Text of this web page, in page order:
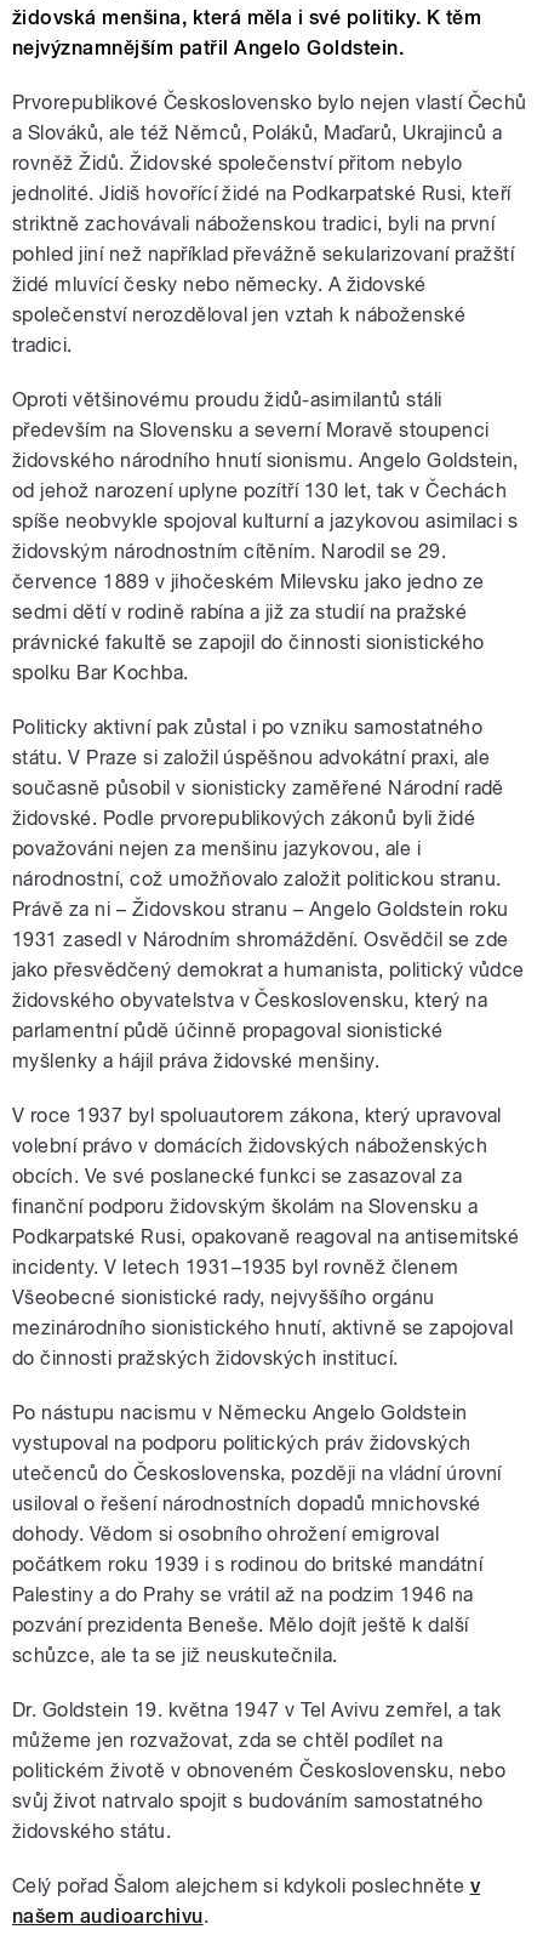
židovská menšina, která měla i své politiky. K těm
nejvýznamnějším patřil Angelo Goldstein.
Prvorepublikové Československo bylo nejen vlastí Čechů
a Slováků, ale též Němců, Poláků, Maďarů, Ukrajinců a
rovněž Židů. Židovské společenství přitom nebylo
jednolité. Jidiš hovořící židé na Podkarpatské Rusi, kteří
striktně zachovávali náboženskou tradici, byli na první
pohled jiní než například převážně sekularizovaní pražští
židé mluvící česky nebo německy. A židovské
společenství nerozděloval jen vztah k náboženské
tradici.
Oproti většinovému proudu židů-asimilantů stáli
především na Slovensku a severní Moravě stoupenci
židovského národního hnutí sionismu. Angelo Goldstein,
od jehož narození uplyne pozítří 130 let, tak v Čechách
spíše neobvykle spojoval kulturní a jazykovou asimilaci s
židovským národnostním cítěním. Narodil se 29.
července 1889 v jihočeském Milevsku jako jedno ze
sedmi dětí v rodině rabína a již za studií na pražské
právnické fakultě se zapojil do činnosti sionistického
spolku Bar Kochba.
Politicky aktivní pak zůstal i po vzniku samostatného
státu. V Praze si založil úspěšnou advokátní praxi, ale
současně působil v sionisticky zaměřené Národní radě
židovské. Podle prvorepublikových zákonů byli židé
považováni nejen za menšinu jazykovou, ale i
národnostní, což umožňovalo založit politickou stranu.
Právě za ni – Židovskou stranu – Angelo Goldstein roku
1931 zasedl v Národním shromáždění. Osvědčil se zde
jako přesvědčený demokrat a humanista, politický vůdce
židovského obyvatelstva v Československu, který na
parlamentní půdě účinně propagoval sionistické
myšlenky a hájil práva židovské menšiny.
V roce 1937 byl spoluautorem zákona, který upravoval
volební právo v domácích židovských náboženských
obcích. Ve své poslanecké funkci se zasazoval za
finanční podporu židovským školám na Slovensku a
Podkarpatské Rusi, opakovaně reagoval na antisemitské
incidenty. V letech 1931–1935 byl rovněž členem
Všeobecné sionistické rady, nejvyššího orgánu
mezinárodního sionistického hnutí, aktivně se zapojoval
do činnosti pražských židovských institucí.
Po nástupu nacismu v Německu Angelo Goldstein
vystupoval na podporu politických práv židovských
utečenců do Československa, později na vládní úrovní
usiloval o řešení národnostních dopadů mnichovské
dohody. Vědom si osobního ohrožení emigroval
počátkem roku 1939 i s rodinou do britské mandátní
Palestiny a do Prahy se vrátil až na podzim 1946 na
pozvání prezidenta Beneše. Mělo dojít ještě k další
schůzce, ale ta se již neuskutečnila.
Dr. Goldstein 19. května 1947 v Tel Avivu zemřel, a tak
můžeme jen rozvažovat, zda se chtěl podílet na
politickém životě v obnoveném Československu, nebo
svůj život natrvalo spojit s budováním samostatného
židovského státu.
Celý pořad Šalom alejchem si kdykoli poslechněte v
našem audioarchivu.